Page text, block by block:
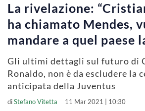
La rivelazione:
ha chiamato Mendes,
mandare a quel paese
Gli ultimi dettagli sul futuro di
Ronaldo, non è da escludere la
anticipata della Juventus
diStefano Vitetta 11 Mar 2021 | 10:30